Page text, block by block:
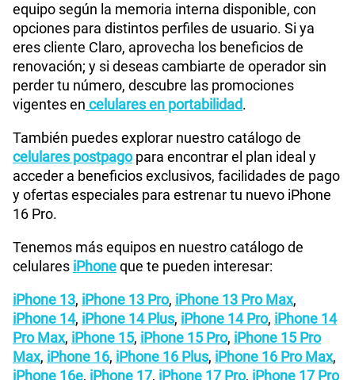
equipo según la memoria interna disponible, con
opciones para distintos perfiles de usuario. Si ya
eres cliente Claro, aprovecha los beneficios de
renovación; y si deseas cambiarte de operador sin
perder tu número, descubre las promociones
vigentes en celulares en portabilidad.
También puedes explorar nuestro catálogo de
celulares postpagopara encontrar el plan ideal y
acceder a beneficios exclusivos, facilidades de pago
y ofertas especiales para estrenar tu nuevo iPhone
16 Pro.
Tenemos más equipos en nuestro catálogo de
celulares iPhoneque te pueden interesar:
iPhone 13, iPhone 13 Pro, iPhone 13 Pro Max,
iPhone 14, iPhone 14 Plus, iPhone 14 Pro, iPhone 14
Pro Max, iPhone 15, iPhone 15 Pro, iPhone 15 Pro
Max, iPhone 16, iPhone 16 Plus, iPhone 16 Pro Max,
iPhone 16e, iPhone 17, iPhone 17 Pro, iPhone 17 Pro